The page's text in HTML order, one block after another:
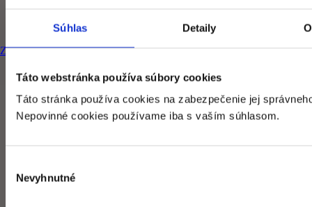
Súhlas Detaily
Táto webstránka používa súbory cookies
Táto stránka používa cookies na zabezpečenie jej
Nepovinné cookies používame iba s vaším súhlasom.
súhlasu
Nevyhnutné
Montáž klimatizácií
Zabezpečíme rýchlu a precíznu montáž klimatizácie v Hlohovci a okolí